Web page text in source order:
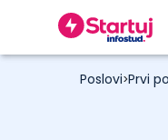
Poslovi>Prvi